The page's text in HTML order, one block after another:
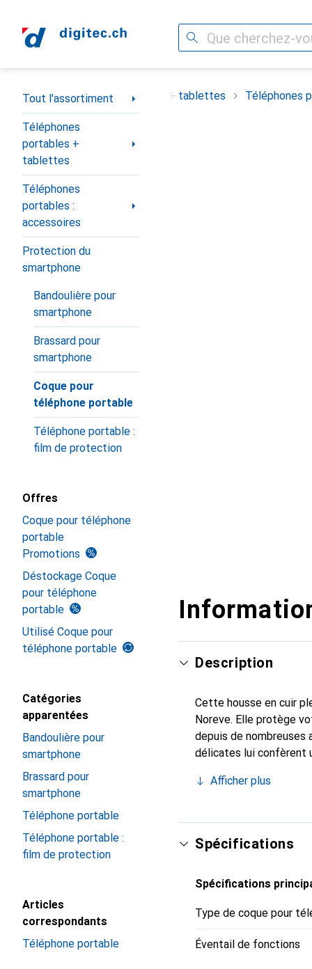
Recherche
Navigation par catégorie
Tout l'assortiment
Téléphones
portables +
tablettes
Téléphones
portables :
accessoires
Protection du
smartphone
Bandoulière pour
smartphone
Brassard pour
smartphone
Coque pour
téléphone portable
Téléphone portable :
film de protection
Offres
Coque pour téléphone
portable
Promotions
Déstockage Coque
pour téléphone
portable
Utilisé Coque pour
téléphone portable
Catégories
apparentées
Bandoulière pour
smartphone
Brassard pour
smartphone
Téléphone portable
Téléphone portable :
film de protection
Articles
correspondants
Téléphone portable
Téléphones portables + tablettes Téléphones
Description
Cette housse en cuir
Noreve. Elle protège
depuis de nombreuses
délicates lui confèrent
choix sûr pour une
Afficher plus
Spécifications
Spécifications
Type de coque pour
Éventail de fonctions